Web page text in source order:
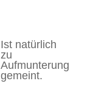
Ist natürlich
zu
Aufmunterung
gemeint.